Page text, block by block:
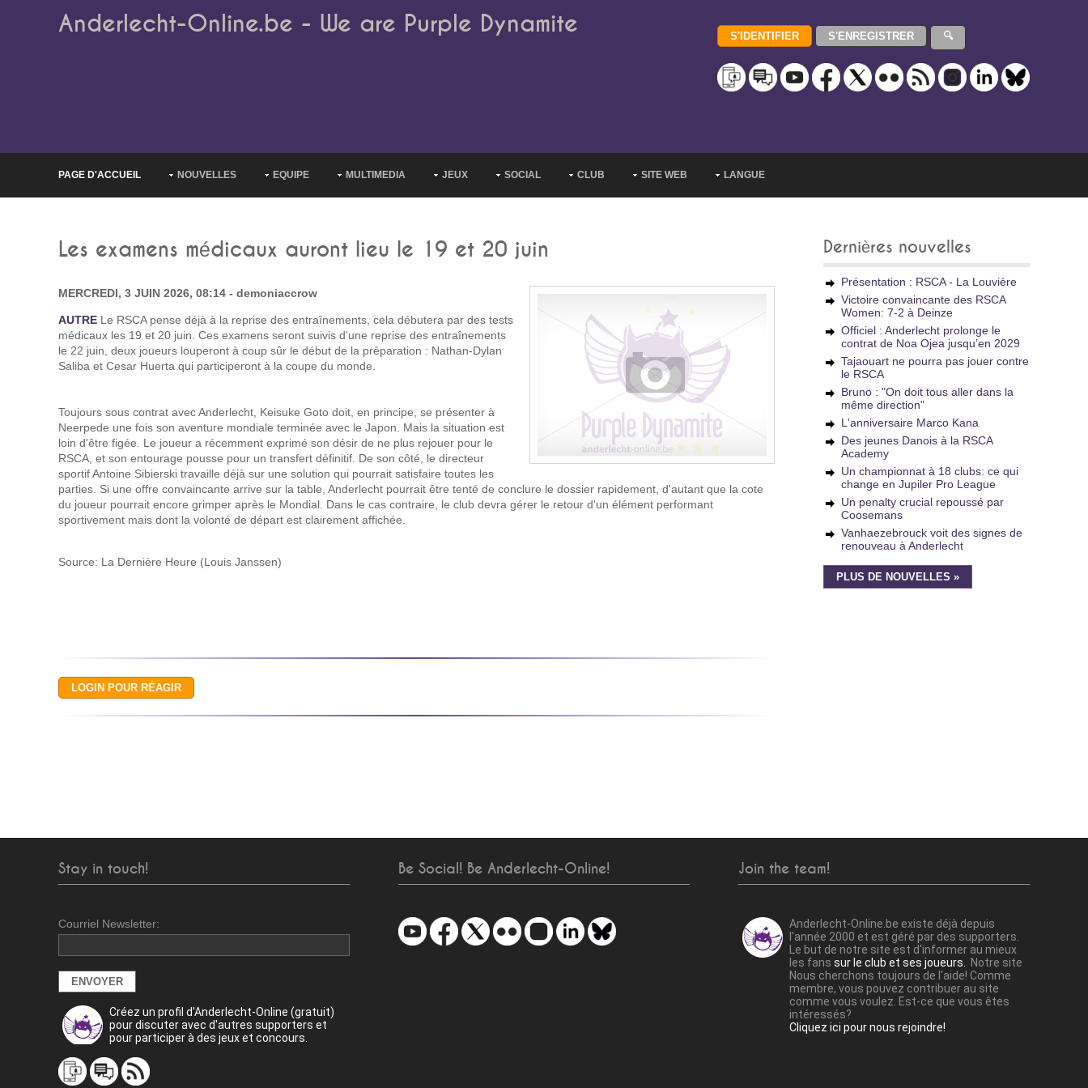
Anderlecht-Online.be - We are Purple Dynamite
PAGE D'ACCUEIL NOUVELLES EQUIPE MULTIMEDIA JEUX SOCIAL CLUB SITE WEB LANGUE
Les examens médicaux auront lieu le 19 et 20 juin
MERCREDI, 3 JUIN 2026, 08:14 - demoniaccrow
AUTRE Le RSCA pense déjà à la reprise des entraînements, cela débutera par des tests
médicaux les 19 et 20 juin. Ces examens seront suivis d'une reprise des entraînements
le 22 juin, deux joueurs louperont à coup sûr le début de la préparation : Nathan-Dylan
Saliba et Cesar Huerta qui participeront à la coupe du monde.
Toujours sous contrat avec Anderlecht, Keisuke Goto doit, en principe, se présenter à
Neerpede une fois son aventure mondiale terminée avec le Japon. Mais la situation est
loin d'être figée. Le joueur a récemment exprimé son désir de ne plus rejouer pour le
RSCA, et son entourage pousse pour un transfert définitif. De son côté, le directeur
sportif Antoine Sibierski travaille déjà sur une solution qui pourrait satisfaire toutes les
parties. Si une offre convaincante arrive sur la table, Anderlecht pourrait être tenté de conclure le dossier rapidement, d'autant que la cote
du joueur pourrait encore grimper après le Mondial. Dans le cas contraire, le club devra gérer le retour d'un élément performant
sportivement mais dont la volonté de départ est clairement affichée.
Source: La Dernière Heure (Louis Janssen)
Dernières nouvelles
Présentation : RSCA - La Louvière
Victoire convaincante des RSCA
Women: 7-2 à Deinze
Officiel : Anderlecht prolonge le
contrat de Noa Ojea jusqu’en 2029
Tajaouart ne pourra pas jouer contre
le RSCA
Bruno : "On doit tous aller dans la
même direction"
L'anniversaire Marco Kana
Des jeunes Danois à la RSCA
Academy
Un championnat à 18 clubs: ce qui
change en Jupiler Pro League
Un penalty crucial repoussé par
Coosemans
Vanhaezebrouck voit des signes de
renouveau à Anderlecht
PLUS DE NOUVELLES »
Stay in touch!
Courriel Newsletter:
Créez un profil d'Anderlecht-Online (gratuit)
pour discuter avec d'autres supporters et
pour participer à des jeux et concours.
Be Social! Be Anderlecht-Online! Join the team!
Anderlecht-Online.be existe déjà depuis
l'année 2000 et est géré par des supporters.
Le but de notre site est d'informer au mieux
les fans sur le club et ses joueurs.
Notre site
Nous cherchons toujours de l'aide! Comme
membre, vous pouvez contribuer au site
comme vous voulez. Est-ce que vous êtes
intéressés?
Cliquez ici pour nous rejoindre!